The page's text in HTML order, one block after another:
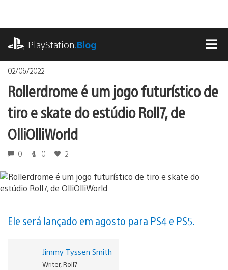
o
conteúdo
PlayStation.Blog
02/06/2022
Rollerdrome é um jogo futurístico de
tiro e skate do estúdio Roll7, de
OlliOlliWorld
0 0 2
Ele será lançado em agosto para PS4 e PS5.
Jimmy Tyssen Smith
Writer, Roll7